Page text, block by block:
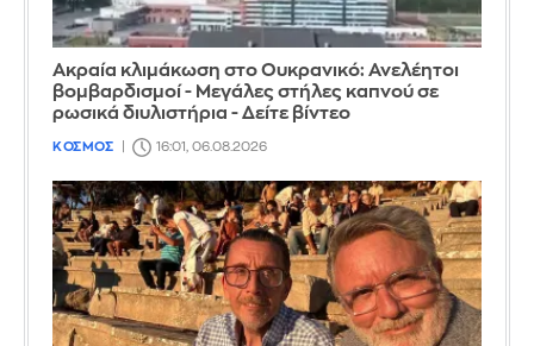
Ακραία κλιμάκωση στο Ουκρανικό: Ανελέητοι
βομβαρδισμοί - Μεγάλες στήλες καπνού σε
ρωσικά διυλιστήρια - Δείτε βίντεο
ΚΟΣΜΟΣ 16:01, 06.08.2026